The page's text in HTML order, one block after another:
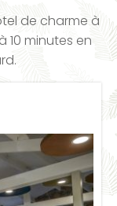
de charme à
10 minutes en